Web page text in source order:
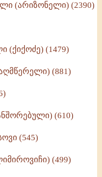
-
(არიზონელი) (2390)
(ქიქოძე) (1479)
(881)
(610)
(545)
(499)